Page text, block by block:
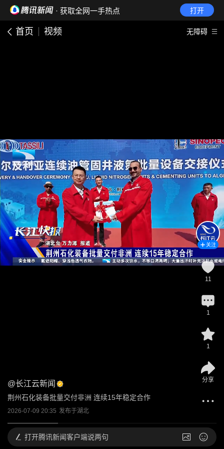
· 获取全网一手热点 打开
首页 视频 无障碍
@长江云新闻
荆州石化装备批量交付非洲 连续15年稳定合作
2026-07-09 20:35 发布于湖北
关注
11
1
1
分享
打开腾讯新闻客户端说两句